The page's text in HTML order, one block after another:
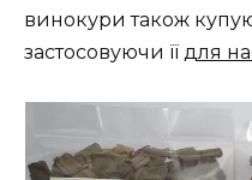
винокури також
застосовуючи її для